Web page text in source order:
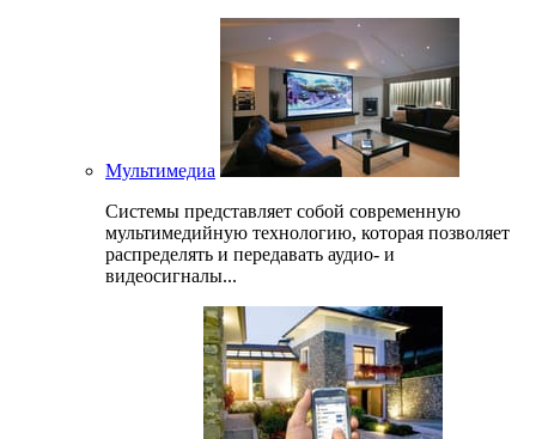
Мультимедиа
Системы представляет собой современную
мультимедийную технологию, которая позволяет
распределять и передавать аудио- и
видеосигналы...